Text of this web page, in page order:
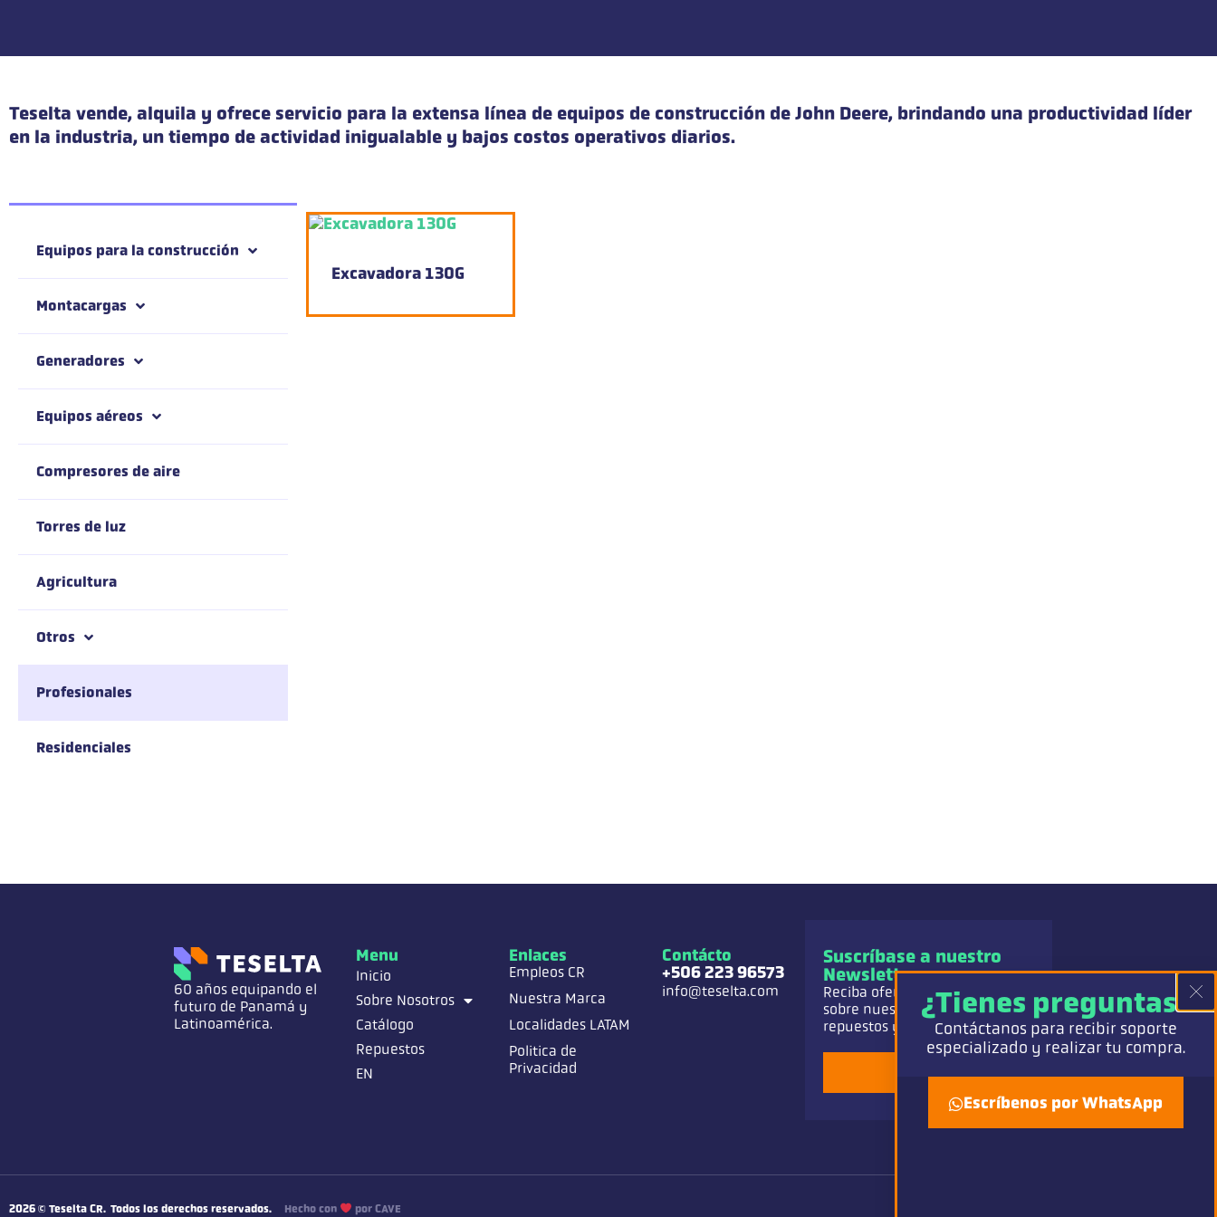
Teselta vende, alquila y ofrece servicio para la extensa línea de equipos de construcción de John Deere, brindando una productividad líder
en la industria, un tiempo de actividad inigualable y bajos costos operativos diarios.
Equipos para la construcción
Montacargas
Generadores
Equipos aéreos
Compresores de aire
Torres de luz
Agricultura
Otros
Profesionales
Residenciales
Excavadora 130G
60 años equipando el
futuro de Panamá y
Latinoamérica.
Menu
Inicio
Sobre Nosotros
Catálogo
Repuestos
EN
Enlaces
Empleos CR
Nuestra Marca
Localidades LATAM
Politica de
Privacidad
Contácto
+506 223 96573
info@teselta.com
Suscríbase a nuestro
Newsletter
Reciba ofertas e información
sobre nuestros equipos,
repuestos y servicio.
Añadir
2026 © Teselta CR. Todos los derechos reservados. Hecho con por CAVE
¿Tienes preguntas?
Contáctanos para recibir soporte
especializado y realizar tu compra.
Escríbenos por WhatsApp